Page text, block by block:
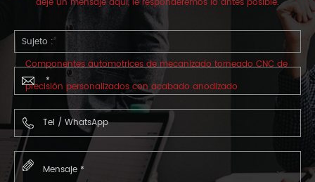
Sujeto :
Componentes automotrices de mecanizado torneado CNC de
precisión personalizados con acabado anodizado